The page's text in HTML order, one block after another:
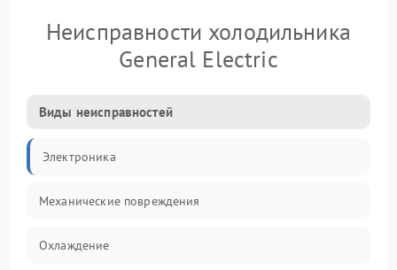
Неисправности холодильника
General Electric
Виды неисправностей
Электроника
Механические повреждения
Охлаждение